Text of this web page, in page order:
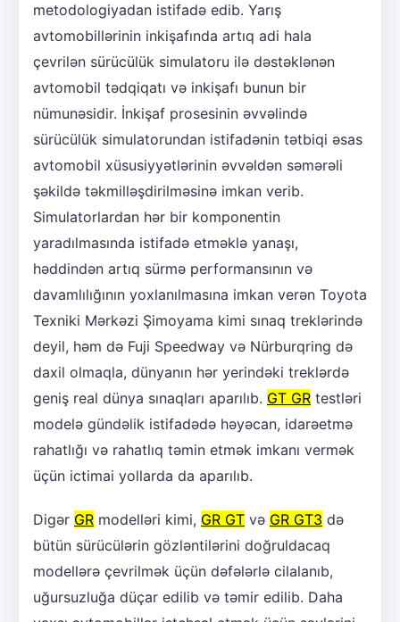
metodologiyadan istifadə edib. Yarış
avtomobillərinin inkişafında artıq adi hala
çevrilən sürücülük simulatoru ilə dəstəklənən
avtomobil tədqiqatı və inkişafı bunun bir
nümunəsidir. İnkişaf prosesinin əvvəlində
sürücülük simulatorundan istifadənin tətbiqi əsas
avtomobil xüsusiyyətlərinin əvvəldən səmərəli
şəkildə təkmilləşdirilməsinə imkan verib.
Simulatorlardan hər bir komponentin
yaradılmasında istifadə etməklə yanaşı,
həddindən artıq sürmə performansının və
davamlılığının yoxlanılmasına imkan verən Toyota
Texniki Mərkəzi Şimoyama kimi sınaq treklərində
deyil, həm də Fuji Speedway və Nürburqring də
daxil olmaqla, dünyanın hər yerindəki treklərdə
geniş real dünya sınaqları aparılıb. GT GR testləri
modelə gündəlik istifadədə həyəcan, idarəetmə
rahatlığı və rahatlıq təmin etmək imkanı vermək
üçün ictimai yollarda da aparılıb.
Digər GR modelləri kimi, GR GT və GR GT3 də
bütün sürücülərin gözləntilərini doğruldacaq
modellərə çevrilmək üçün dəfələrlə cilalanıb,
uğursuzluğa düçar edilib və təmir edilib. Daha